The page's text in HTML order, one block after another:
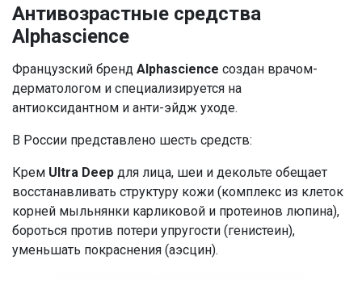
Антивозрастные средства
Alphascience
Французский бренд Alphascience создан врачом-
дерматологом и специализируется на
антиоксидантном и анти-эйдж уходе.
В России представлено шесть средств:
Крем Ultra Deep для лица, шеи и декольте обещает
восстанавливать структуру кожи (комплекс из клеток
корней мыльнянки карликовой и протеинов люпина),
бороться против потери упругости (генистеин),
уменьшать покраснения (аэсцин).